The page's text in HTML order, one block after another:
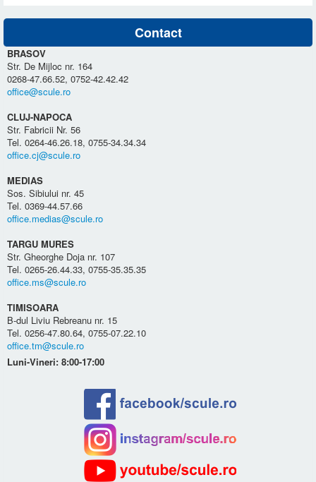
Contact
BRASOV
Str. De Mijloc nr. 164
0268-47.66.52, 0752-42.42.42
office@scule.ro
CLUJ-NAPOCA
Str. Fabricii Nr. 56
Tel. 0264-46.26.18, 0755-34.34.34
office.cj@scule.ro
MEDIAS
Sos. Sibiului nr. 45
Tel. 0369-44.57.66
office.medias@scule.ro
TARGU MURES
Str. Gheorghe Doja nr. 107
Tel. 0265-26.44.33, 0755-35.35.35
office.ms@scule.ro
TIMISOARA
B-dul Liviu Rebreanu nr. 15
Tel. 0256-47.80.64, 0755-07.22.10
office.tm@scule.ro
Luni-Vineri: 8:00-17:00